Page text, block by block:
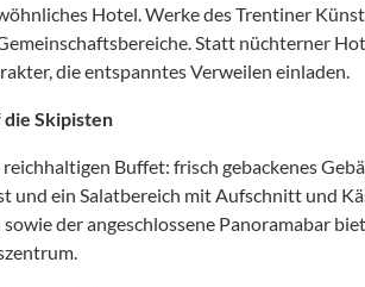
Hotel. Werke des Trentiner
Statt nüchterner
die entspanntes Verweilen einladen.
Skipisten
Buffet: frisch gebackenes
und ein Salatbereich mit Aufschnitt und
der angeschlossene Panoramabar